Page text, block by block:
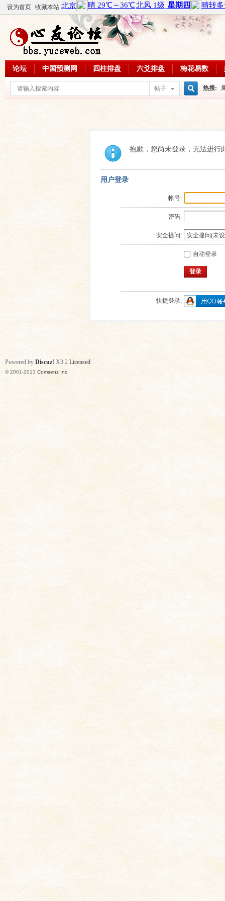
设为首页 收藏本站
论坛 中国预测网 四柱排盘 六爻排盘 梅花易数
帖子
索
热搜:
周易教
每日一
抱歉，您尚未登录，无法进行
用户登录
帐号:
密码:
安全提问:
自动登录
登录
快捷登录:
Powered by Discuz! X3.2 Licensed
© 2001-2013 Comsenz Inc.